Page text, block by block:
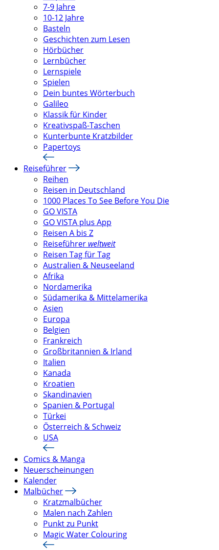
7-9 Jahre
10-12 Jahre
Basteln
Geschichten zum Lesen
Hörbücher
Lernbücher
Lernspiele
Spielen
Dein buntes Wörterbuch
Galileo
Klassik für Kinder
Kreativspaß-Taschen
Kunterbunte Kratzbilder
Papertoys
Reiseführer
Reihen
Reisen in Deutschland
1000 Places To See Before You Die
GO VISTA
GO VISTA plus App
Reisen A bis Z
Reiseführer weltweit
Reisen Tag für Tag
Australien & Neuseeland
Afrika
Nordamerika
Südamerika & Mittelamerika
Asien
Europa
Belgien
Frankreich
Großbritannien & Irland
Italien
Kanada
Kroatien
Skandinavien
Spanien & Portugal
Türkei
Österreich & Schweiz
USA
Comics & Manga
Neuerscheinungen
Kalender
Malbücher
Kratzmalbücher
Malen nach Zahlen
Punkt zu Punkt
Magic Water Colouring